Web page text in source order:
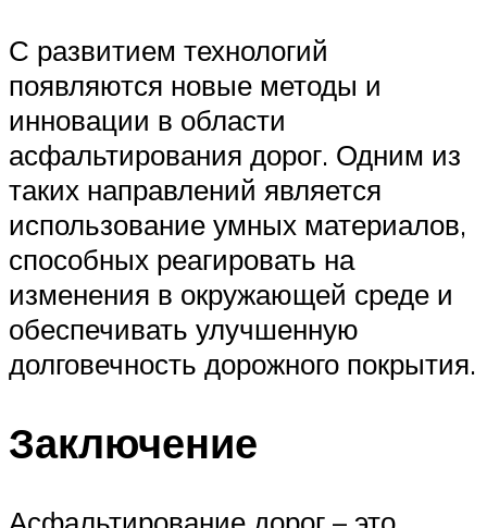
С развитием технологий
появляются новые методы и
инновации в области
асфальтирования дорог. Одним из
таких направлений является
использование умных материалов,
способных реагировать на
изменения в окружающей среде и
обеспечивать улучшенную
долговечность дорожного покрытия.
Заключение